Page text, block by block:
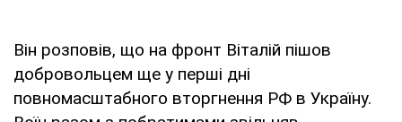
Він розповів, що на фронт Віталій пішов
добровольцем ще у перші дні
повномасштабного вторгнення РФ в Україну.